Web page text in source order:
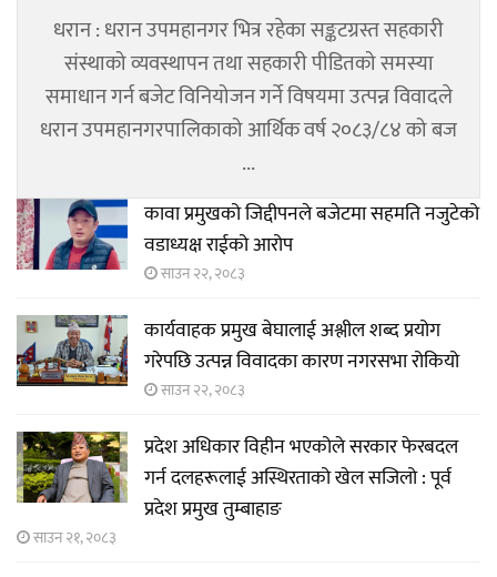
धरान : धरान उपमहानगर भित्र रहेका सङ्कटग्रस्त सहकारी
संस्थाको व्यवस्थापन तथा सहकारी पीडितको समस्या
समाधान गर्न बजेट विनियोजन गर्ने विषयमा उत्पन्न विवादले
धरान उपमहानगरपालिकाको आर्थिक वर्ष २०८३/८४ को बज
...
कावा प्रमुखको जिद्दीपनले बजेटमा सहमति नजुटेको
वडाध्यक्ष राईको आरोप
साउन २२, २०८३
कार्यवाहक प्रमुख बेघालाई अश्लील शब्द प्रयोग
गरेपछि उत्पन्न विवादका कारण नगरसभा रोकियो
साउन २२, २०८३
प्रदेश अधिकार विहीन भएकोले सरकार फेरबदल
गर्न दलहरूलाई अस्थिरताको खेल सजिलो : पूर्व
प्रदेश प्रमुख तुम्बाहाङ
साउन २१, २०८३